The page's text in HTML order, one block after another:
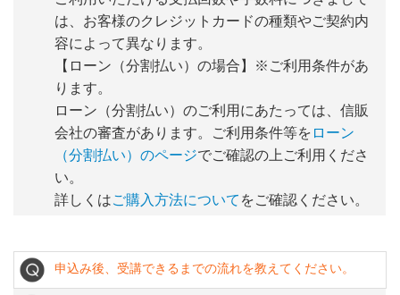
は、お客様のクレジットカードの種類やご契約内
容によって異なります。
【ローン（分割払い）の場合】※ご利用条件があ
ります。
ローン（分割払い）のご利用にあたっては、信販
会社の審査があります。ご利用条件等を ローン
（分割払い）のページでご確認の上ご利用くださ
い。
詳しくはご購入方法について をご確認ください。
申込み後、受講できるまでの流れを教えてください。